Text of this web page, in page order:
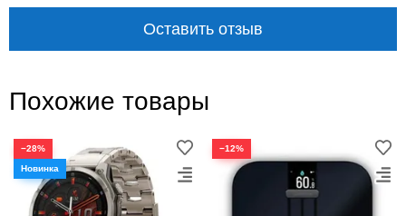
Оставить отзыв
Похожие товары
−28% −12%